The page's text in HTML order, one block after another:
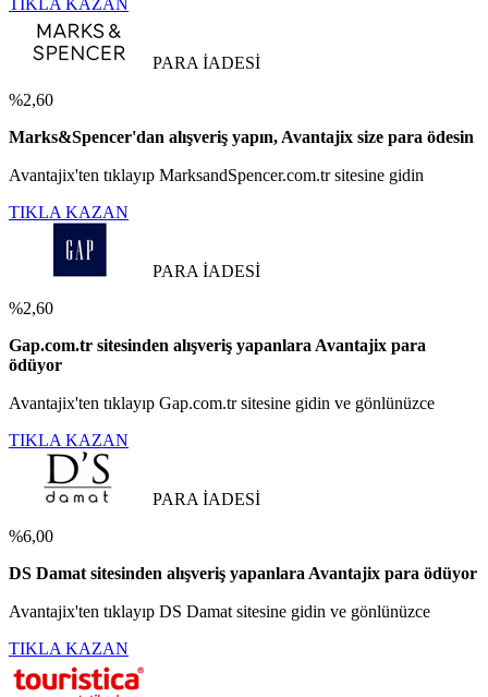
TIKLA KAZAN
PARA İADESİ
%2,60
Marks&Spencer'dan alışveriş yapın, Avantajix size para ödesin
Avantajix'ten tıklayıp MarksandSpencer.com.tr sitesine gidin
TIKLA KAZAN
PARA İADESİ
%2,60
Gap.com.tr sitesinden alışveriş yapanlara Avantajix para
ödüyor
Avantajix'ten tıklayıp Gap.com.tr sitesine gidin ve gönlünüzce
TIKLA KAZAN
PARA İADESİ
%6,00
DS Damat sitesinden alışveriş yapanlara Avantajix para ödüyor
Avantajix'ten tıklayıp DS Damat sitesine gidin ve gönlünüzce
TIKLA KAZAN